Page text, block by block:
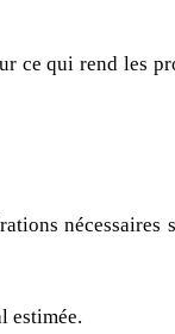
ce qui rend les
nécessaires
estimée.